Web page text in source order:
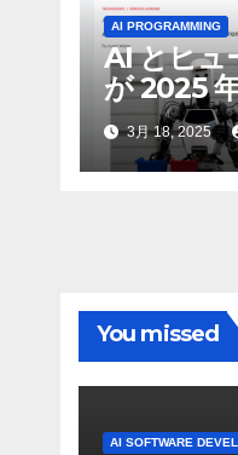
AI PROGRAMMING
AI とヒュ
が 2025
のトップ
3月 18, 2025
You missed
AI SOFTWARE